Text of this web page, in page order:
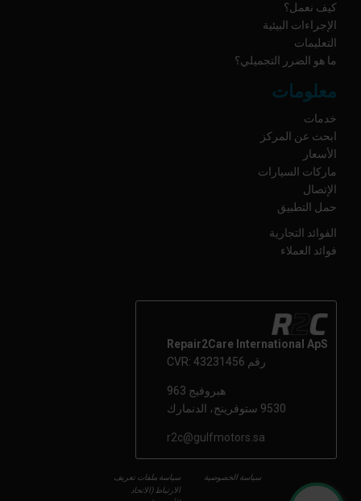
كيف نعمل؟
الإجراءات البيئية
التعليمات
ما هو الضرر التجميلي؟
معلومات
خدمات
ابحث عن المركز
الأسعار
ماركات السيارات
الإتصال
حمل التطبيق
الفوائد التجارية
فوائد العملاء
Repair2Care International ApS
رقم CVR: 43231456
هبروفيج 963
9530 ستوفرينج، الدنمارك
r2c@gulfmotors.sa
سياسة الخصوصية
سياسة ملفات تعريف
الارتباط (الاتحاد